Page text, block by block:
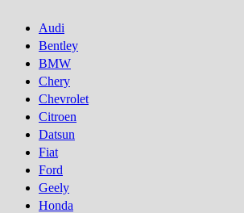
Audi
Bentley
BMW
Chery
Chevrolet
Citroen
Datsun
Fiat
Ford
Geely
Honda